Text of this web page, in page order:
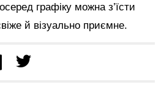
графіку можна з’їсти
й візуально приємне.